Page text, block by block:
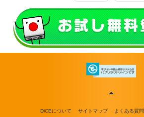
DiCEについて サイトマップ よくある質問